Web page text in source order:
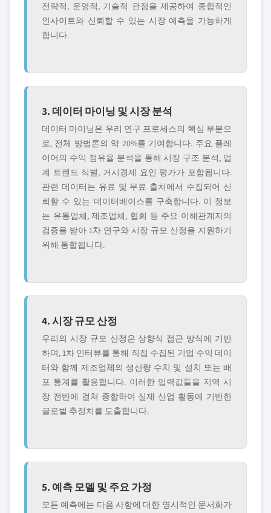
전략적, 운영적, 기술적 관점을 제공하여 종합적인
인사이트와 신뢰할 수 있는 시장 예측을 가능하게
합니다.
3. 데이터 마이닝 및 시장 분석
데이터 마이닝은 우리 연구 프로세스의 핵심 부분으
로, 전체 방법론의 약 20%를 기여합니다. 주요 플레
이어의 수익 점유율 분석을 통해 시장 구조 분석, 업
계 트렌드 식별, 거시경제 요인 평가가 포함됩니다.
관련 데이터는 유료 및 무료 출처에서 수집되어 신
뢰할 수 있는 데이터베이스를 구축합니다. 이 정보
는 유통업체, 제조업체, 협회 등 주요 이해관계자의
검증을 받아 1차 연구와 시장 규모 산정을 지원하기
위해 통합됩니다.
4. 시장 규모 산정
우리의 시장 규모 산정은 상향식 접근 방식에 기반
하며, 1차 인터뷰를 통해 직접 수집된 기업 수익 데이
터와 함께 제조업체의 생산량 수치 및 설치 또는 배
포 통계를 활용합니다. 이러한 입력값들을 지역 시
장 전반에 걸쳐 종합하여 실제 산업 활동에 기반한
글로벌 추정치를 도출합니다.
5. 예측 모델 및 주요 가정
모든 예측에는 다음 사항에 대한 명시적인 문서화가